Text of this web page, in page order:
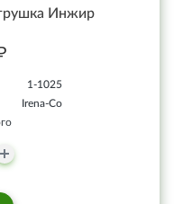
Инжир
1-1025
Irena-Co